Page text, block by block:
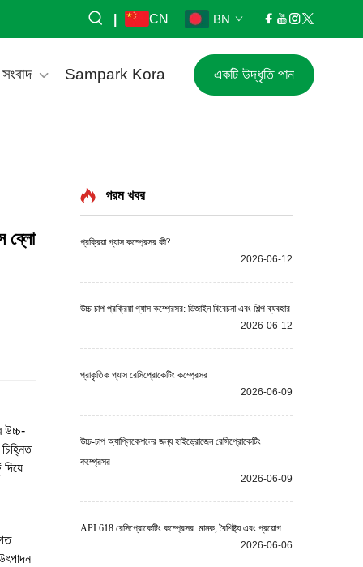
CN BN
সংবাদ Sampark Kora একটি উদ্ধৃতি পান
ব্লো
উচ্চ-
গরম খবর
প্রক্রিয়া গ্যাস কম্প্রেসর কী?
2026-06-12
উচ্চ চাপ প্রক্রিয়া গ্যাস কম্প্রেসর: ডিজাইন বিবেচনা এবং শিল্প ব্যবহার
2026-06-12
প্রাকৃতিক গ্যাস রেসিপ্রোকেটিং কম্প্রেসর
2026-06-09
উচ্চ-চাপ অ্যাপ্লিকেশনের জন্য হাইড্রোজেন রেসিপ্রোকেটিং
কম্প্রেসর
2026-06-09
API 618 রেসিপ্রোকেটিং কম্প্রেসর: মানক, বৈশিষ্ট্য এবং প্রয়োগ
2026-06-06